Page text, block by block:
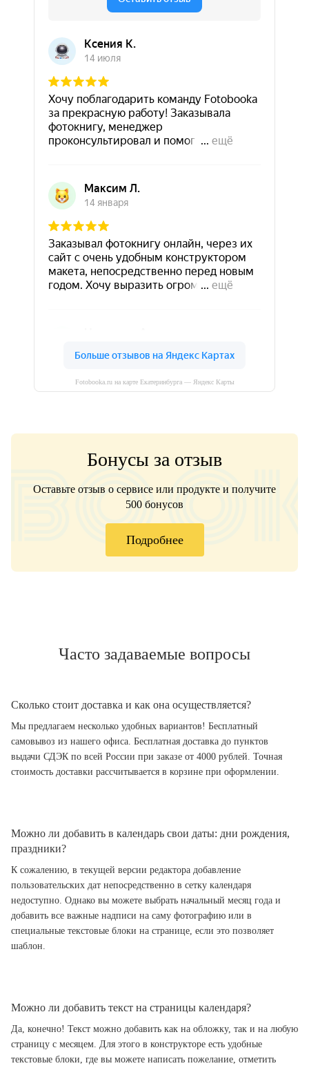
Fotobooka.ru на карте Екатеринбурга — Яндекс Карты
Бонусы за отзыв
Оставьте отзыв о сервисе или продукте и получите
500 бонусов
Подробнее
Часто задаваемые вопросы
Сколько стоит доставка и как она осуществляется?
Мы предлагаем несколько удобных вариантов! Бесплатный
самовывоз из нашего офиса. Бесплатная доставка до пунктов
выдачи СДЭК по всей России при заказе от 4000 рублей. Точная
стоимость доставки рассчитывается в корзине при оформлении.
Можно ли добавить в календарь свои даты: дни рождения,
праздники?
К сожалению, в текущей версии редактора добавление
пользовательских дат непосредственно в сетку календаря
недоступно. Однако вы можете выбрать начальный месяц года и
добавить все важные надписи на саму фотографию или в
специальные текстовые блоки на странице, если это позволяет
шаблон.
Можно ли добавить текст на страницы календаря?
Да, конечно! Текст можно добавить как на обложку, так и на любую
страницу с месяцем. Для этого в конструкторе есть удобные
текстовые блоки, где вы можете написать пожелание, отметить